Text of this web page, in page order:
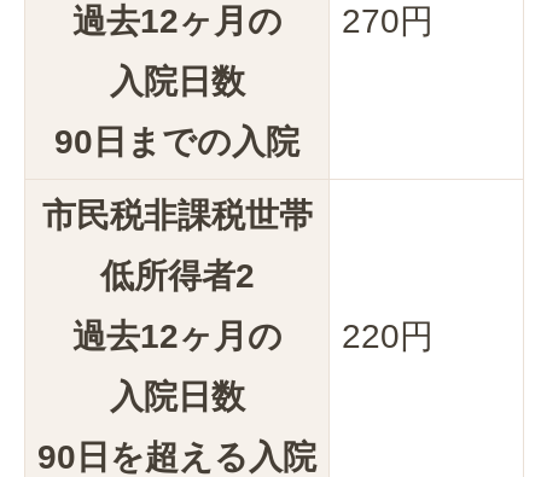
過去12ヶ月の
入院日数
90日までの入院
270円
市民税非課税世帯
低所得者2
過去12ヶ月の
入院日数
90日を超える入院
220円